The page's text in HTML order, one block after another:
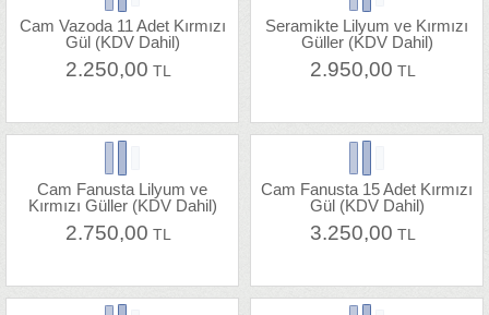
Cam Vazoda 11 Adet Kırmızı
Gül (KDV Dahil)
2.250,00 TL
Seramikte Lilyum ve Kırmızı
Güller (KDV Dahil)
2.950,00 TL
Cam Fanusta Lilyum ve
Kırmızı Güller (KDV Dahil)
2.750,00 TL
Cam Fanusta 15 Adet Kırmızı
Gül (KDV Dahil)
3.250,00 TL